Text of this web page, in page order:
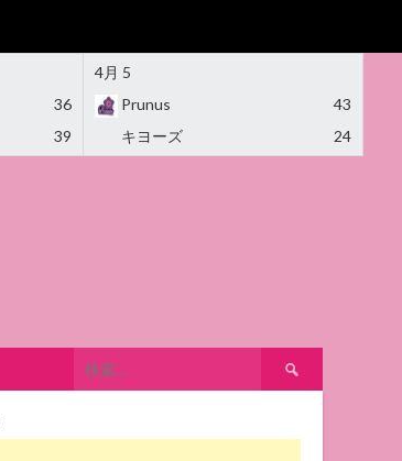
36
39
4月 5
Prunus
43
キヨーズ
24
索: